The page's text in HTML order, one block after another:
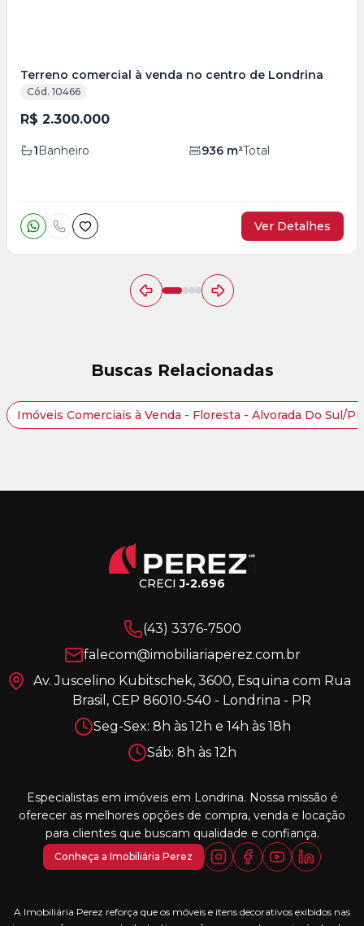
Terreno comercial à venda no centro de Londrina
Cód. 10466
R$ 2.300.000
1Banheiro 936 m²Total
Ver Detalhes
Buscas Relacionadas
Imóveis Comerciais à Venda - Floresta - Alvorada Do Sul/PR
CRECIJ-2.696
(43) 3376-7500
falecom@imobiliariaperez.com.br
Av. Juscelino Kubitschek, 3600, Esquina com Rua
Brasil, CEP 86010-540 - Londrina - PR
Seg-Sex: 8h às 12h e 14h às 18h
Sáb: 8h às 12h
Especialistas em imóveis em Londrina. Nossa missão é
oferecer as melhores opções de compra, venda e locação
para clientes que buscam qualidade e confiança.
Conheça a Imobiliária Perez
A Imobiliária Perez reforça que os móveis e itens decorativos exibidos nas